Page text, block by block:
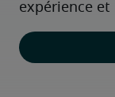
expérience